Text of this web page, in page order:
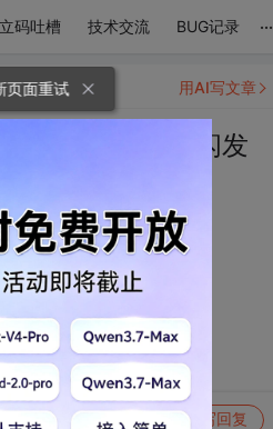
立码吐槽 技术交流 BUG记录 ...
为我一个人闪闪发
写回复
用AI写文章
页面重试